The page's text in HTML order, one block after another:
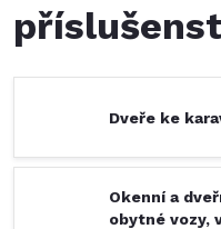
Dveře ke
Okenní a
obytné vozy,